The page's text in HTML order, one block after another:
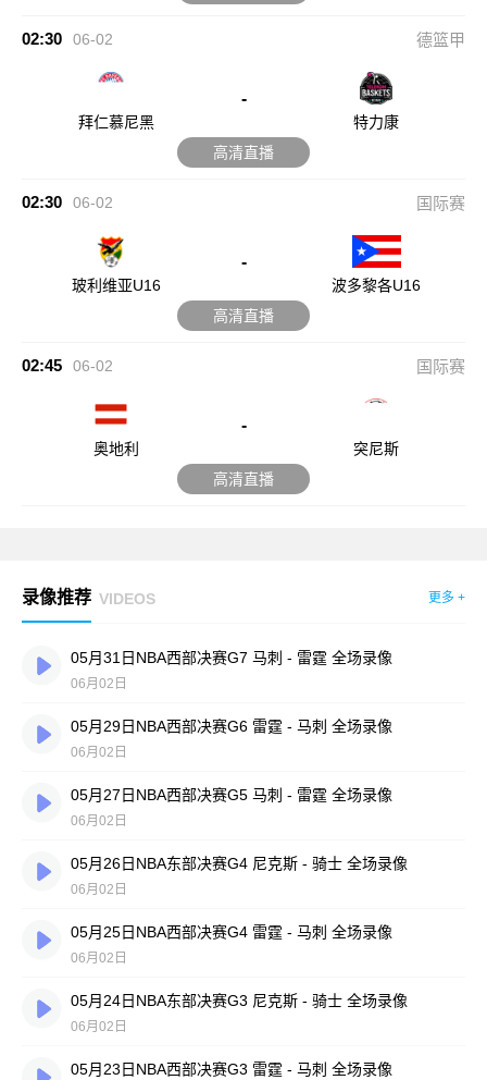
02:30 06-02 德篮甲
拜仁慕尼黑
-
特力康
高清直播
02:30 06-02 国际赛
玻利维亚U16
-
波多黎各U16
高清直播
02:45 06-02 国际赛
奥地利
-
突尼斯
高清直播
录像推荐 VIDEOS 更多 +
05月31日NBA西部决赛G7 马刺 - 雷霆 全场录像
06月02日
05月29日NBA西部决赛G6 雷霆 - 马刺 全场录像
06月02日
05月27日NBA西部决赛G5 马刺 - 雷霆 全场录像
06月02日
05月26日NBA东部决赛G4 尼克斯 - 骑士 全场录像
06月02日
05月25日NBA西部决赛G4 雷霆 - 马刺 全场录像
06月02日
05月24日NBA东部决赛G3 尼克斯 - 骑士 全场录像
06月02日
05月23日NBA西部决赛G3 雷霆 - 马刺 全场录像